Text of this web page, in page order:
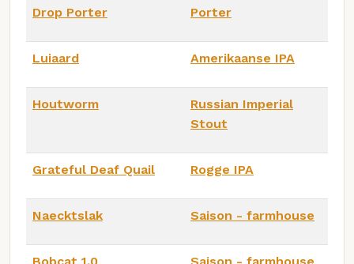
Drop Porter Porter
Luiaard Amerikaanse IPA
Houtworm
Russian Imperial
Stout
Grateful Deaf Quail Rogge IPA
Naecktslak Saison - farmhouse
Bobcat 1.0 Saison - farmhouse